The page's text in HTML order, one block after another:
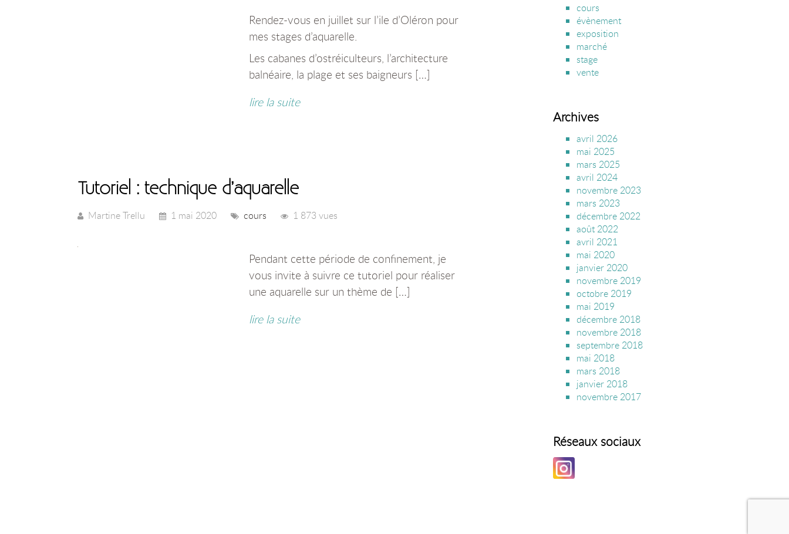
Rendez-vous en juillet sur l’ile d’Oléron pour
mes stages d’aquarelle.
Les cabanes d’ostréiculteurs, l’architecture
balnéaire, la plage et ses baigneurs […]
lire la suite
Tutoriel : technique d’aquarelle
Martine Trellu 1 mai 2020 cours 1 873 vues
Pendant cette période de confinement, je
vous invite à suivre ce tutoriel pour réaliser
une aquarelle sur un thème de […]
lire la suite
cours
évènement
exposition
marché
stage
vente
Archives
avril 2026
mai 2025
mars 2025
avril 2024
novembre 2023
mars 2023
décembre 2022
août 2022
avril 2021
mai 2020
janvier 2020
novembre 2019
octobre 2019
mai 2019
décembre 2018
novembre 2018
septembre 2018
mai 2018
mars 2018
janvier 2018
novembre 2017
Réseaux sociaux